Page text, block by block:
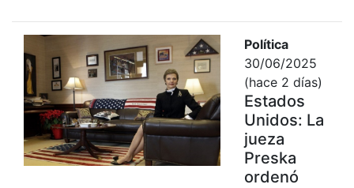
Política
30/06/2025
(hace 2 días)
Estados
Unidos: La
jueza
Preska
ordenó